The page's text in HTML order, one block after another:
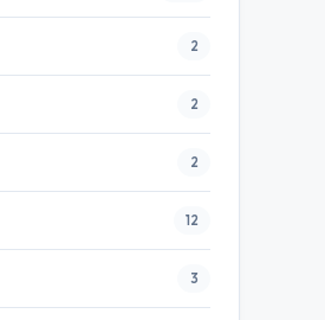
2
2
2
12
3